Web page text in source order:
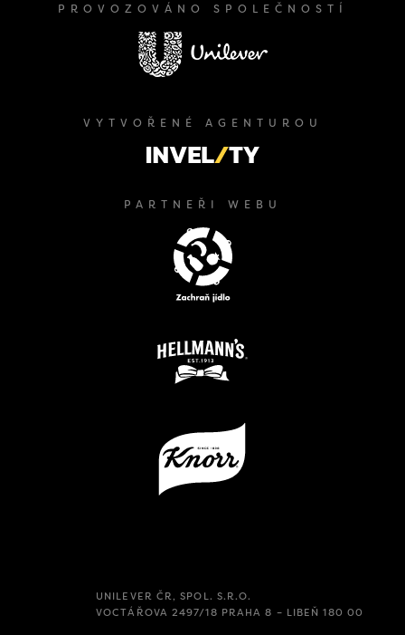
PROVOZOVÁNO SPOLEČNOSTÍ
VYTVOŘENÉ AGENTUROU
PARTNEŘI WEBU
UNILEVER ČR, SPOL. S.R.O.
VOCTÁŘOVA 2497/18 PRAHA 8 – LIBEŇ 180 00